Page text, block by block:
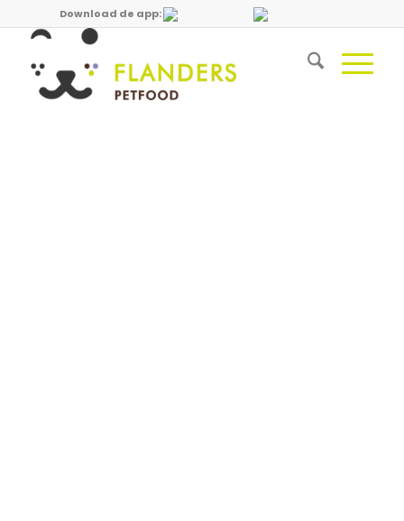
Download de app: